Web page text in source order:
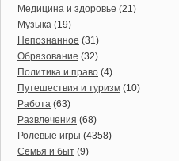
Медицина и здоровье (21)
Музыка (19)
Непознанное (31)
Образование (32)
Политика и право (4)
Путешествия и туризм (10)
Работа (63)
Развлечения (68)
Ролевые игры (4358)
Семья и быт (9)